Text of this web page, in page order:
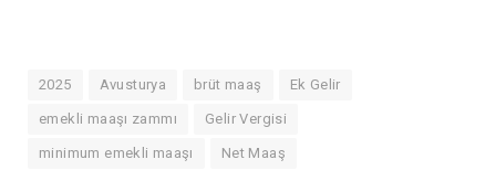
2025 Avusturya brüt maaş Ek Gelir
emekli maaşı zammı Gelir Vergisi
minimum emekli maaşı Net Maaş